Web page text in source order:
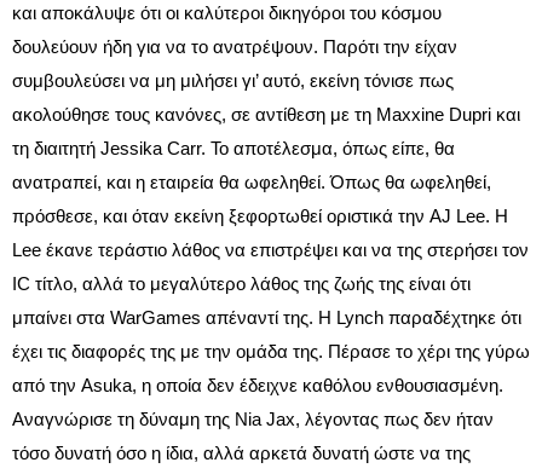
και αποκάλυψε ότι οι καλύτεροι δικηγόροι του κόσμου
δουλεύουν ήδη για να το ανατρέψουν. Παρότι την είχαν
συμβουλεύσει να μη μιλήσει γι’ αυτό, εκείνη τόνισε πως
ακολούθησε τους κανόνες, σε αντίθεση με τη Maxxine Dupri και
τη διαιτητή Jessika Carr. Το αποτέλεσμα, όπως είπε, θα
ανατραπεί, και η εταιρεία θα ωφεληθεί. Όπως θα ωφεληθεί,
πρόσθεσε, και όταν εκείνη ξεφορτωθεί οριστικά την AJ Lee. Η
Lee έκανε τεράστιο λάθος να επιστρέψει και να της στερήσει τον
IC τίτλο, αλλά το μεγαλύτερο λάθος της ζωής της είναι ότι
μπαίνει στα WarGames απέναντί της. Η Lynch παραδέχτηκε ότι
έχει τις διαφορές της με την ομάδα της. Πέρασε το χέρι της γύρω
από την Asuka, η οποία δεν έδειχνε καθόλου ενθουσιασμένη.
Αναγνώρισε τη δύναμη της Nia Jax, λέγοντας πως δεν ήταν
τόσο δυνατή όσο η ίδια, αλλά αρκετά δυνατή ώστε να της